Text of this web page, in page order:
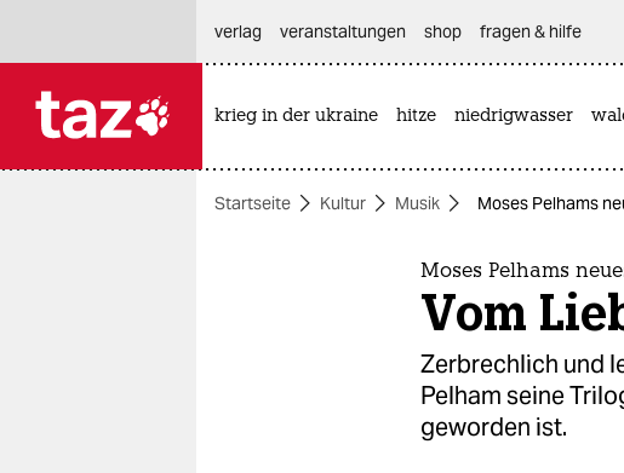
themen
verlag
veranstaltungen shop fragen & hilfe
krieg in der ukraine hitze niedrigwasser
Startseite Kultur Musik Moses Pelhams
Moses Pelhams
Vom
Zerbrechlich und
Pelham seine
geworden ist.